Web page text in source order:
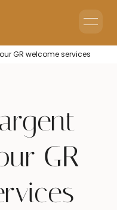
GR
en Entreprise
GR welcome services
GR